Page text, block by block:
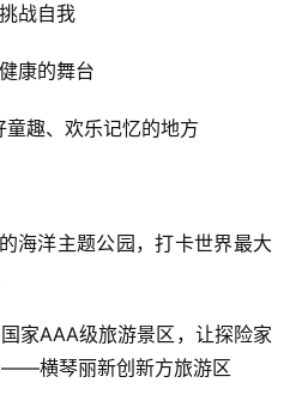
战自我
康的舞台
趣、欢乐记忆的地方
海洋主题公园，打卡世界最大
家AAA级旅游景区，让探险家
——横琴丽新创新方旅游区